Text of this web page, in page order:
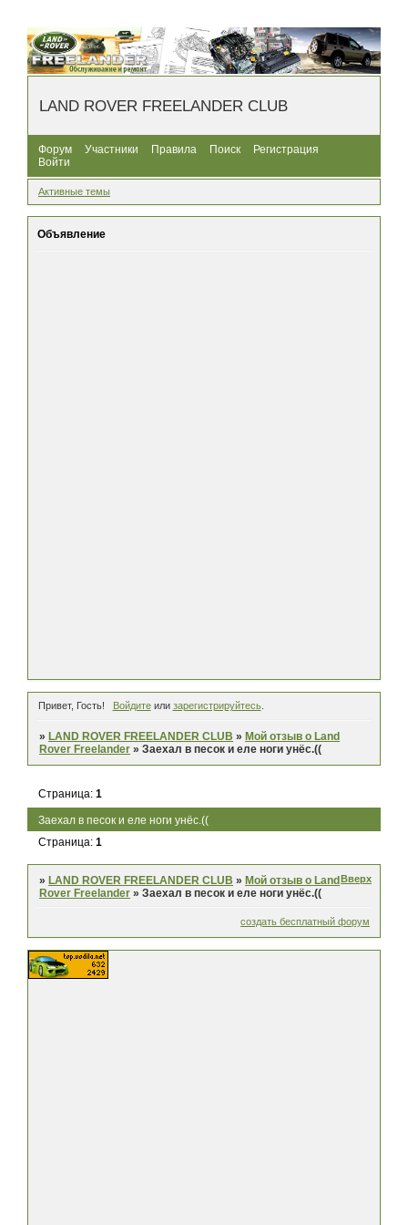
LAND ROVER FREELANDER CLUB
Форум Участники Правила Поиск
Регистрация
Войти
Активные темы
Объявление
Привет, Гость! Войдитеили зарегистрируйтесь.
» LAND ROVER FREELANDER CLUB » Мой отзыв о Land
Rover Freelander »Заехал в песок и еле ноги унёс.((
Заехал в песок и еле ноги унёс.((
Страница:1
Страница:1
»LAND ROVER FREELANDER CLUB »Мой отзыв о Land
Rover Freelander »Заехал в песок и еле ноги унёс.((
Вверх
создать бесплатный форум